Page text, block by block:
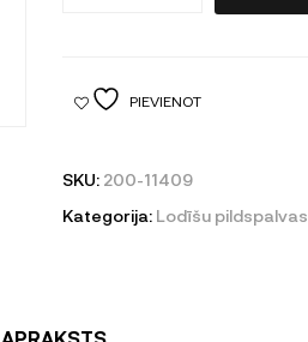
PIEVIENOT
SKU: 200-11409
Kategorija: Lodīšu pildspalvas